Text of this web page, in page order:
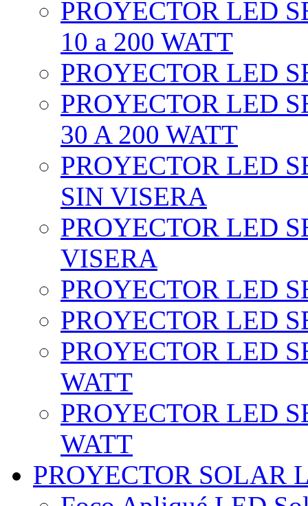
PROYECTOR LED
10 a 200 WATT
PROYECTOR LED
PROYECTOR LED
30 A 200 WATT
PROYECTOR LED
SIN VISERA
PROYECTOR LED
VISERA
PROYECTOR LED
PROYECTOR LED
PROYECTOR LED
WATT
PROYECTOR LED
WATT
PROYECTOR SOLAR